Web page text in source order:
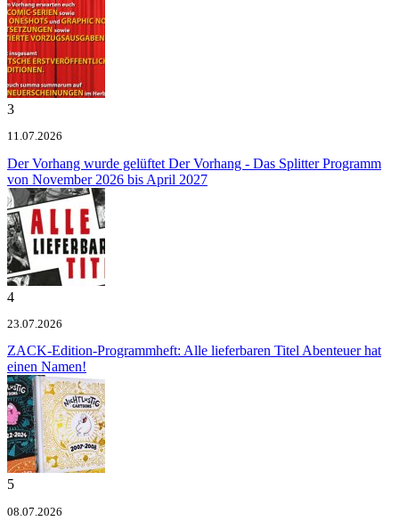
3
11.07.2026
Der Vorhang wurde gelüftet Der Vorhang - Das Splitter Programm
von November 2026 bis April 2027
4
23.07.2026
ZACK-Edition-Programmheft: Alle lieferbaren Titel Abenteuer hat
einen Namen!
5
08.07.2026